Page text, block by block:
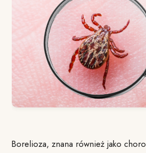
Borelioza, znana również jako